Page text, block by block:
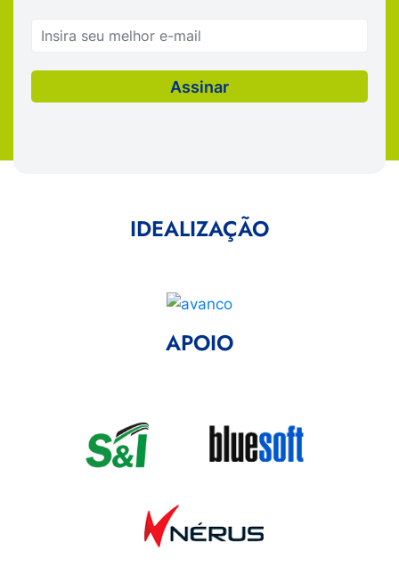
IDEALIZAÇÃO
APOIO